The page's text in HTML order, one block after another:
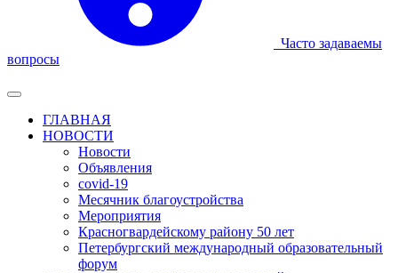
Часто задаваемы
вопросы
ГЛАВНАЯ
НОВОСТИ
Новости
Объявления
covid-19
Месячник благоустройства
Мероприятия
Красногвардейскому району 50 лет
Петербургский международный образовательный
форум